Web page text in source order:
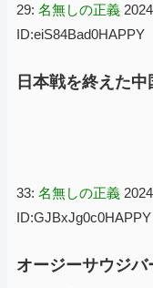
29: 名無しの正義
ID:eiS84Bad0HAPPY
日本戦を終えた
33: 名無しの正義
ID:GJBxJg0c0HAPPY
オージーサウジ